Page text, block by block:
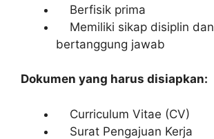
Berfisik prima
Memiliki sikap disiplin dan
bertanggung jawab
Dokumen yang harus disiapkan:
Curriculum Vitae (CV)
Surat Pengajuan Kerja